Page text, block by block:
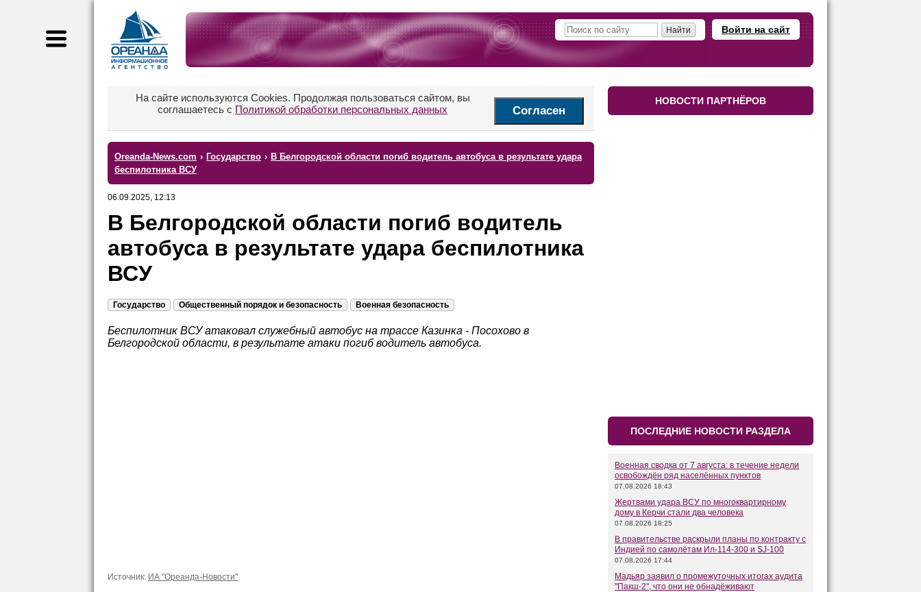
Войти на сайт
На сайте используются Cookies. Продолжая пользоваться сайтом, вы
соглашаетесь с Политикой обработки персональных данных Согласен
Oreanda-News.com › Государство › В Белгородской области погиб водитель автобуса в результате удара
беспилотника ВСУ
06.09.2025, 12:13
В Белгородской области погиб водитель
автобуса в результате удара беспилотника
ВСУ
Государство Общественный порядок и безопасность Военная безопасность
Беспилотник ВСУ атаковал служебный автобус на трассе Казинка - Посохово в
Белгородской области, в результате атаки погиб водитель автобуса.
Источник: ИА "Ореанда-Новости"
НОВОСТИ ПАРТНЁРОВ
ПОСЛЕДНИЕ НОВОСТИ РАЗДЕЛА
Военная сводка от 7 августа: в течение недели
освобождён ряд населённых пунктов
07.08.2026 18:43
Жертвами удара ВСУ по многоквартирному
дому в Керчи стали два человека
07.08.2026 18:25
В правительстве раскрыли планы по контракту с
Индией по самолётам Ил-114-300 и SJ-100
07.08.2026 17:44
Мадьяр заявил о промежуточных итогах аудита
"Пакш-2", что они не обнадёживают